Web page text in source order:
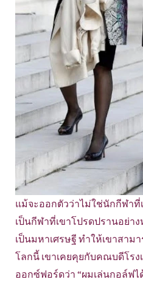
แม้จะออกตัวว่าไม่ใช่นักกีฬาที่
เป็นกีฬาที่เขาโปรดปรานอย่า
เป็นมหาเศรษฐี ทำให้เขาสา
โลกนี้ เขาเคยคุยกับคณบดีโร
ออกซ์ฟอร์ดว่า “ผมเล่นกอล์ฟไ